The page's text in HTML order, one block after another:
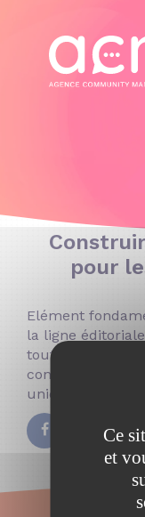
pour
Elément
la ligne
toutes les cartes
construction
unique et
Ce
et